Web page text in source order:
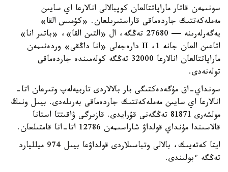
سونىمەن قاتار ماراپاتتالعان كوپبالالى انالارعا اي سايىن
مەملەكەتتىك جاردەماقى قاراستىرىلعان. «كۇمىس القا»
يەگەرلەرىنە — 27680 تەڭگە، ال «التىن القا»، «باتىر انا»
اتاعىن العان جانە 1، II دارەجەلى «انا داڭقى» وردەنىمەن
ماراپاتتالعان انالارعا 32000 تەڭگە كولەمىندە جاردەماقى
تولەنەدى.
سونداي-اق مۇگەدەكتىگى بار بالالاردى تاربيەلەپ وتىرعان اتا-
انالارعا اي سايىن مەملەكەتتىك جاردەماقى بەرىلەدى. بيىل ونىڭ
مولشەرى 81871 تەڭگەنى قۇرايدى. قازىرگى ۋاقىتتا استانا
قالاسىندا مۇنداي قولداۋ شاراسىمەن 12786 اتا-انا قامتىلعان.
ايتا كەتەيىك، بالالى وتباسىلاردى قولداۋعا بيىل 974 ميلليارد
تەڭگە ءبولىندى.